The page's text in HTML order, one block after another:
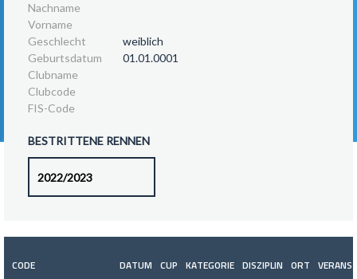
Nachname
Vorname
Geschlecht
weiblich
Geburtsdatum
01.01.0001
Clubname
Clubcode
FIS-Code
BESTRITTENE RENNEN
CODE DATUM CUP KATEGORIE DISZIPLIN ORT